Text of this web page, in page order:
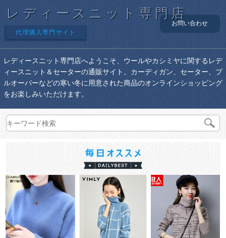
レディースニット専門店
代理購入専門サイト
お問い合わせ
レディースニット専門店へようこそ、ウールやカシミヤに関するレデ
ィースニット＆セーターの通販サイト。カーディガン、セーター、プ
ルオーバーなどの寒い冬に用意された商品のオンラインショッピング
をお楽しみいただけます。